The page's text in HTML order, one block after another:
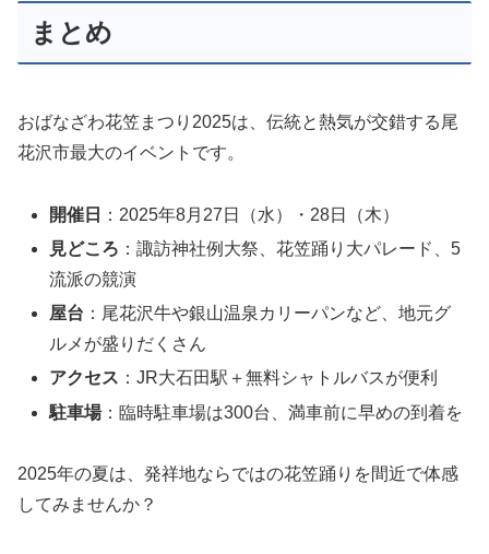
まとめ
おばなざわ花笠まつり2025は、伝統と熱気が交錯する尾
花沢市最大のイベントです。
開催日
：2025年8月27日（水）・28日（木）
見どころ ：諏訪神社例大祭、花笠踊り大パレード、5
流派の競演
屋台 ：尾花沢牛や銀山温泉カリーパンなど、地元グ
ルメが盛りだくさん
アクセス ：JR大石田駅＋無料シャトルバスが便利
駐車場：臨時駐車場は300台、満車前に早めの到着を
2025年の夏は、発祥地ならではの花笠踊りを間近で体感
してみませんか？